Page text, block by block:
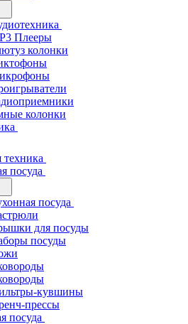
Плееры
колонки
колонки
техника
посуда
посуда
для посуды
посуды
кувшины
прессы
посуда